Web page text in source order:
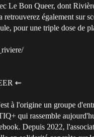
Le Bon Queer, dont
retrouverez également sur
pour une triple dose de
⇜
à l'origine un groupe
qui rassemble
Depuis 2022,